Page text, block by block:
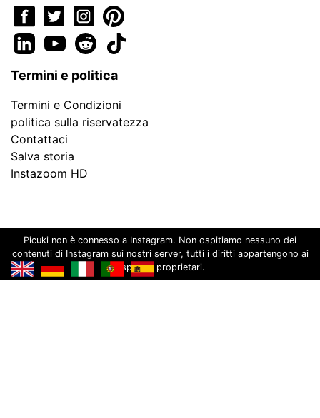
Termini e politica
Termini e Condizioni
politica sulla riservatezza
Contattaci
Salva storia
Instazoom HD
Picuki non è connesso a Instagram. Non ospitiamo nessuno dei
contenuti di Instagram sui nostri server, tutti i diritti appartengono ai
rispettivi proprietari.